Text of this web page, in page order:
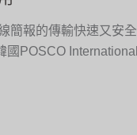
簡報的傳輸快速又安全
國POSCO International